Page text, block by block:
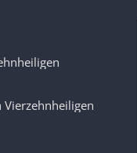
Vierzehnheiligen